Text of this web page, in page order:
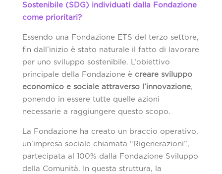
Sostenibile (SDG) individuati dalla Fondazione
come prioritari?
Essendo una Fondazione ETS del terzo settore,
fin dall’inizio è stato naturale il fatto di lavorare
per uno sviluppo sostenibile. L’obiettivo
principale della Fondazione è creare sviluppo
economico e sociale attraverso l’innovazione,
ponendo in essere tutte quelle azioni
necessarie a raggiungere questo scopo.
La Fondazione ha creato un braccio operativo,
un’impresa sociale chiamata “Rigenerazioni”,
partecipata al 100% dalla Fondazione Sviluppo
della Comunità. In questa struttura, la